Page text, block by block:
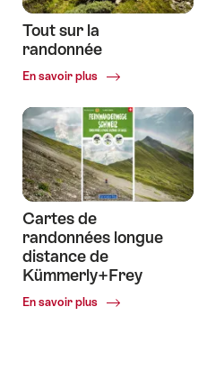
Tout sur la
randonnée
En savoir plus
Common.Of
sur
la
randonnée
Cartes de
randonnées longue
distance de
Kümmerly+Frey
En savoir plus
Common.Of